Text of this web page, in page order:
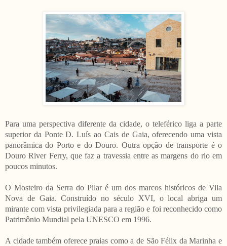
Para uma perspectiva diferente da cidade, o teleférico liga a parte
superior da Ponte D. Luís ao Cais de Gaia, oferecendo uma vista
panorâmica do Porto e do Douro. Outra opção de transporte é o
Douro River Ferry, que faz a travessia entre as margens do rio em
poucos minutos.
O Mosteiro da Serra do Pilar é um dos marcos históricos de Vila
Nova de Gaia. Construído no século XVI, o local abriga um
mirante com vista privilegiada para a região e foi reconhecido como
Patrimônio Mundial pela UNESCO em 1996.
A cidade também oferece praias como a de São Félix da Marinha e